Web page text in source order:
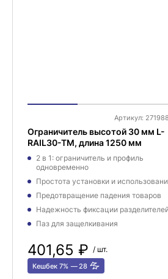
Артикул: 271988
Ограничитель высотой 30 мм L-
RAIL30-TM, длина 1250 мм
2 в 1: ограничитель и профиль
одновременно
Простота установки и
Предотвращение падения товаров
Надежность фиксации
Паз для защелкивания
401,65 ₽ / шт.
Кешбек 7% 28